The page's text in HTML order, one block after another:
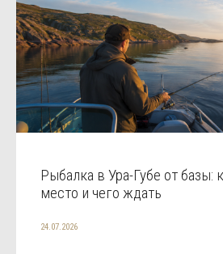
Рыбалка в Ура-Губе от базы:
место и чего ждать
24.07.2026